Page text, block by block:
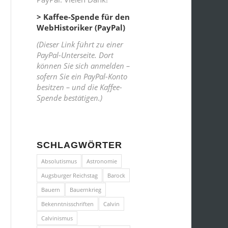
> Kaffee-Spende für den
WebHistoriker (PayPal)
(Dieser Link führt zu einer
PayPal-Unterseite. Dort
können Sie sich anmelden –
sofern Sie ein PayPal-Konto
besitzen – und die Kaffee-
Spende bestätigen.)
SCHLAGWÖRTER
Absolutismus
Astronomie
Augsburger Reichstag
Barock
Bauern
Bauernkrieg
Bekenntnisschriften
Calvin
Calvinismus